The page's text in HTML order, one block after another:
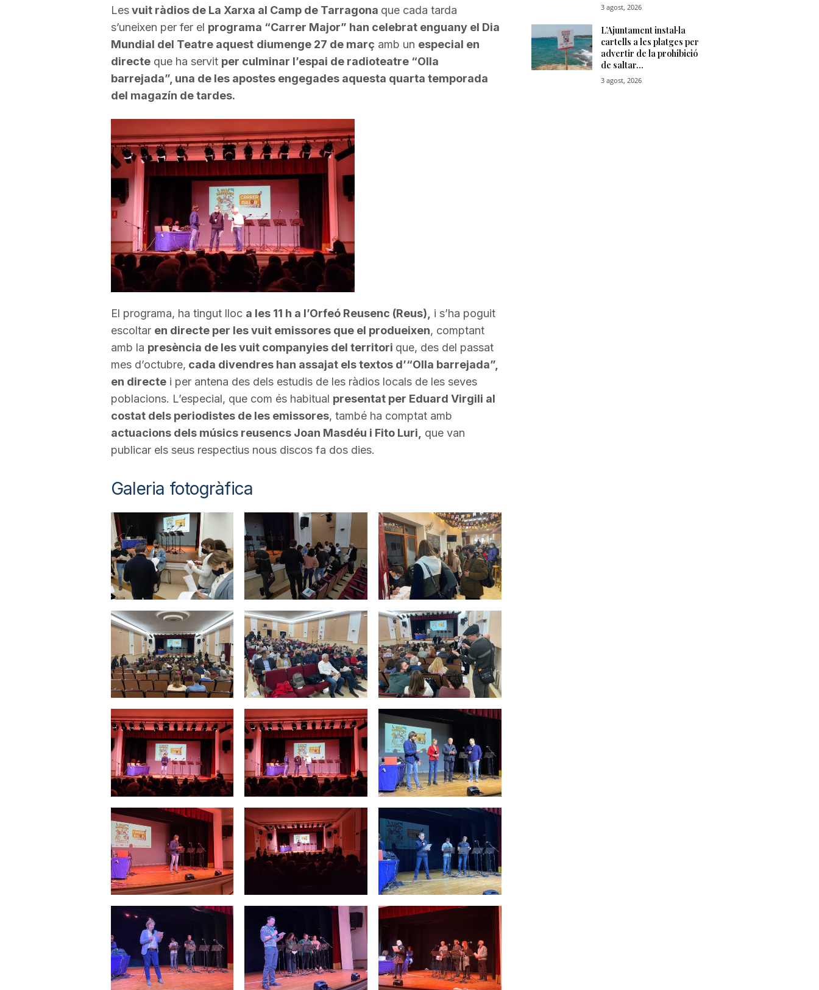
d
T
a
r
a
o
n
a
cap
amunt/cap
per
Lesvuit ràdios de La Xarxa al Camp de Tarragona que cada tarda
s’uneixen per fer el programa “Carrer Major” han celebrat enguany el Dia
Mundial del Teatre aquest diumenge 27 de març amb un especial en
directeque ha servit per culminar l’espai de radioteatre “Olla
barrejada”, una de les apostes engegades aquesta quarta temporada
del magazín de tardes.
El programa, ha tingut lloc a les 11 h a l’Orfeó Reusenc (Reus),
i s’ha poguit
escoltar en directe per les vuit emissores que el produeixen, comptant
amb la presència de les vuit companyies del territori que, des del passat
mes d’octubre, cada divendres han assajat els textos d’“Olla barrejada”,
en directei per antena des dels estudis de les ràdios locals de les seves
poblacions. L’especial, que com és habitual presentat per Eduard Virgili al
costat dels periodistes de les emissores, també ha comptat amb
actuacions dels músics reusencs Joan Masdéu i Fito Luri,
que van
publicar els seus respectius nous discos fa dos dies.
Galeria fotogràfica